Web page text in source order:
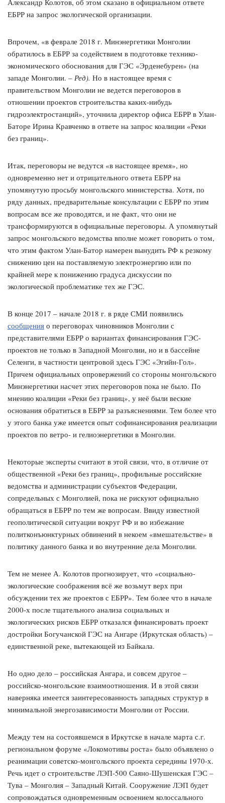
Александр Колотов, об этом сказано в официальном ответе
ЕБРР на запрос экологической организации.
Впрочем, «в феврале 2018 г. Минэнергетики Монголии
обратилось в ЕБРР за содействием в подготовке технико-
экономического обоснования для ГЭС «Эрденебурен» (на
западе Монголии. – Ред). Но в настоящее время с
правительством Монголии не ведется переговоров в
отношении проектов строительства каких-нибудь
гидроэлектростанций», уточнила директор офиса ЕБРР в Улан-
Баторе Ирина Кравченко в ответе на запрос коалиции «Реки
без границ».
Итак, переговоры не ведутся «в настоящее время», но
одновременно нет и отрицательного ответа ЕБРР на
упомянутую просьбу монгольского министерства. Хотя, по
ряду данных, предварительные консультации с ЕБРР по этим
вопросам все же проводятся, и не факт, что они не
трансформируются в официальные переговоры. А упомянутый
запрос монгольского ведомства вполне может говорить о том,
что этим фактом Улан-Батор намерен вынудить РФ к резкому
снижению цен на поставляемую электроэнергию или по
крайней мере к понижению градуса дискуссии по
экологической проблематике тех же ГЭС.
В конце 2017 – начале 2018 г. в ряде СМИ появились
сообщения о переговорах чиновников Монголии с
представителями ЕБРР о вариантах финансирования ГЭС-
проектов не только в Западной Монголии, но и в бассейне
Селенги, в частности центровой здесь ГЭС «Эгийн-Гол».
Причем официальных опровержений со стороны монгольского
Минэнергетики насчет этих переговоров пока не было. По
мнению коалиции «Реки без границ», у неё были веские
основания обратиться в ЕБРР за разъяснениями. Тем более что
у этого банка уже имеется опыт софинансирования реализации
проектов по ветро- и гелиоэнергетики в Монголии.
Некоторые эксперты считают в этой связи, что, в отличие от
общественной «Реки без границ», профильные российские
ведомства и администрации субъектов Федерации,
сопредельных с Монголией, пока не рискуют официально
обращаться в ЕБРР по тем же вопросам. Ввиду известной
геополитической ситуации вокруг РФ и во избежание
политконъюнктурных обвинений в некоем «вмешательстве» в
политику данного банка и во внутренние дела Монголии.
Тем не менее А. Колотов прогнозирует, что «социально-
экологические соображения всё же возьмут верх при
обсуждении тех же проектов с ЕБРР». Тем более что в начале
2000-х после тщательного анализа социальных и
экологических рисков ЕБРР отказался финансировать проект
достройки Богучанской ГЭС на Ангаре (Иркутская область) –
единственной реке, вытекающей из Байкала.
Но одно дело – российская Ангара, и совсем другое –
российско-монгольские взаимоотношения. И в этой связи
наверняка имеется заинтересованность западных структур в
минимальной энергозависимости Монголии от России.
Между тем на состоявшемся в Иркутске в начале марта с.г.
региональном форуме «Локомотивы роста» было объявлено о
реанимации советско-монгольского проекта середины 1970-х.
Речь идет о строительстве ЛЭП-500 Саяно-Шушенская ГЭС –
Тува – Монголия – Западный Китай. Сооружение ЛЭП будет
сопровождаться одновременным освоением колоссального